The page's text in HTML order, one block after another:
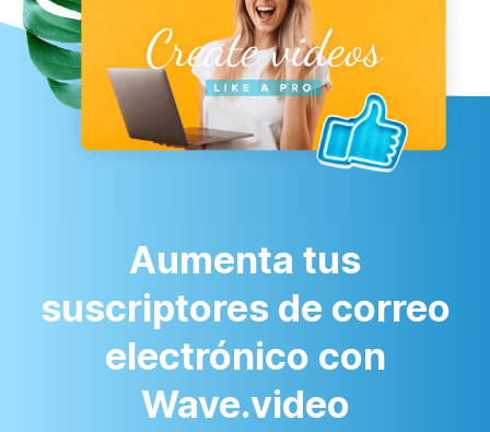
Aumenta tus
suscriptores de correo
electrónico con
Wave.video